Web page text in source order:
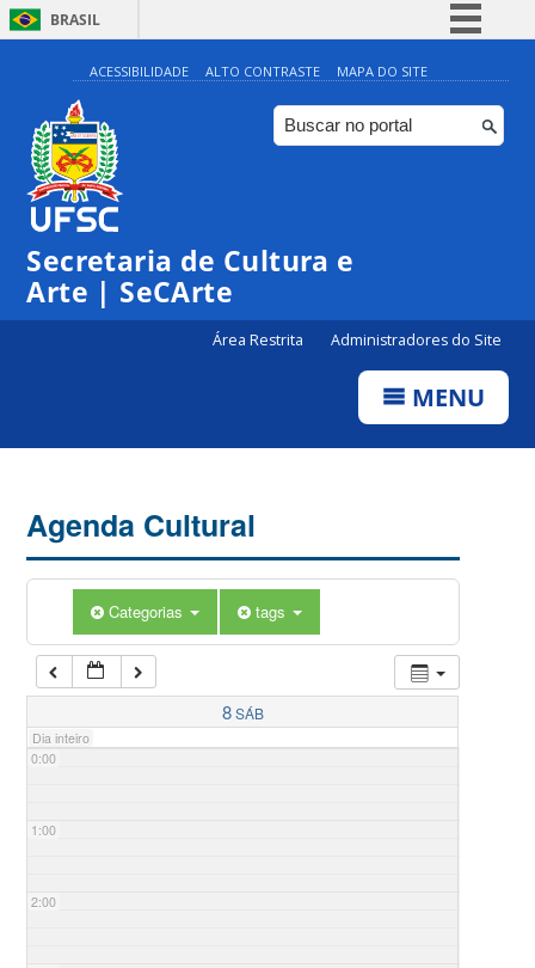
BRASIL
Simplifique!
Comunica BR
Participe
ACESSIBILIDADE ALTO CONTRASTE MAPA DO SITE
Secretaria de Cultura e
Arte | SeCArte
Área Restrita Administradores do Site
MENU
Agenda Cultural
Categorias tags
8SÁB
Dia inteiro
0:00
1:00
2:00